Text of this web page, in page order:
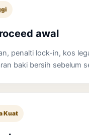
awal
penalti lock-in, kos
baki bersih sebelum
Kuat